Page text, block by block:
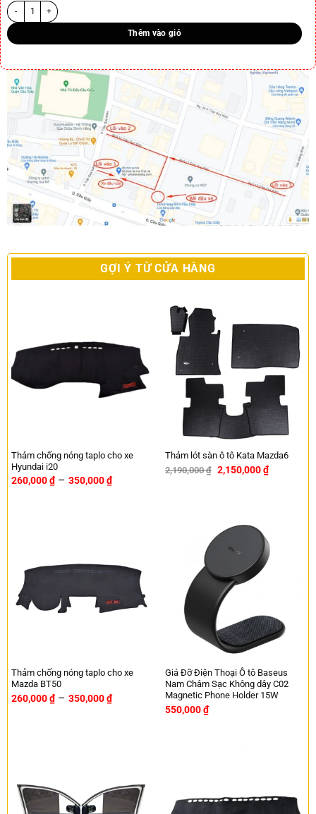
Thêm vào giỏ
GỢI Ý TỪ CỬA HÀNG
Thảm chống nóng taplo cho xe
Hyundai i20
260,000₫ – 350,000₫
Thảm lót sàn ô tô Kata Mazda6
2,190,000₫ 2,150,000₫
Thảm chống nóng taplo cho xe
Mazda BT50
260,000₫ – 350,000₫
Giá Đỡ Điện Thoại Ô tô Baseus
Nam Châm Sạc Không dây C02
Magnetic Phone Holder 15W
550,000₫